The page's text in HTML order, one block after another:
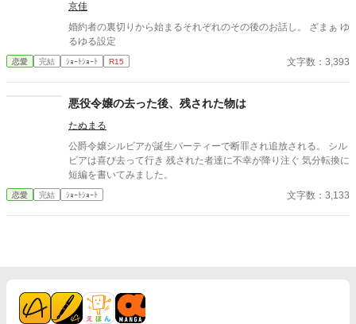
たしのもとを去り、曰く『お前と違って貴族然とした女性』であ
り『気品溢れる女性』な方と新たに婚約を結ばれたのですが――
ジェラール様。貴方の婚約者であるマリエット様が、侯爵家主
京佳
婚約者の裏切りから始まるそれぞれのその後のお話し。 ざまぁ ゆ
るゆる設定
恋愛 完結 ｼｮｰﾄｼｮｰﾄ R15 文字数：3,393
悪役令嬢の去った後、残された物は
たぬまる
公爵令嬢シルビアが誕生パーティーで断罪され追放される。 シル
ビアは喜び去って行き 残された者達に不幸が降り注ぐ 気分転換に
短編を書いてみました。
恋愛 完結 ｼｮｰﾄｼｮｰﾄ 文字数：3,133